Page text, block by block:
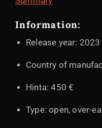
Information:
Release year: 2023
Country of
Hinta: 450 €
Type: open, over-